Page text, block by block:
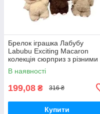
Брелок іграшка Лабубу
Labubu Exciting Macaron
колекція сюрприз з різними
кольорами
В наявності
199,08 ₴ 316 ₴
Купити